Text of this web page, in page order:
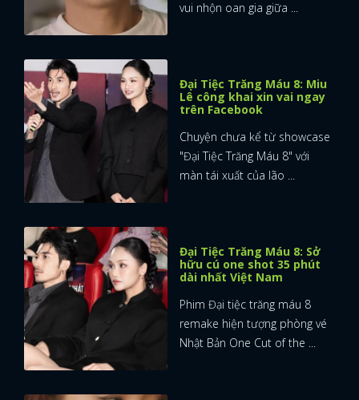
vui nhộn oan gia giữa ...
Đại Tiệc Trăng Máu 8: Miu
Lê công khai xin vai ngay
trên Facebook
Chuyện chưa kể từ showcase
"Đại Tiệc Trăng Máu 8" với
màn tái xuất của lão ...
Đại Tiệc Trăng Máu 8: Sở
hữu cú one shot 35 phút
dài nhất Việt Nam
Phim Đại tiệc trăng máu 8
remake hiện tượng phòng vé
Nhật Bản One Cut of the ...